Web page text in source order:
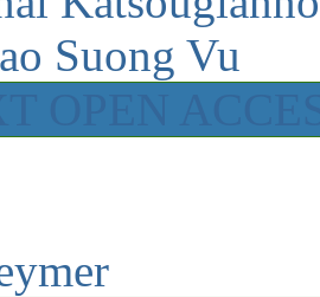
Suong Vu